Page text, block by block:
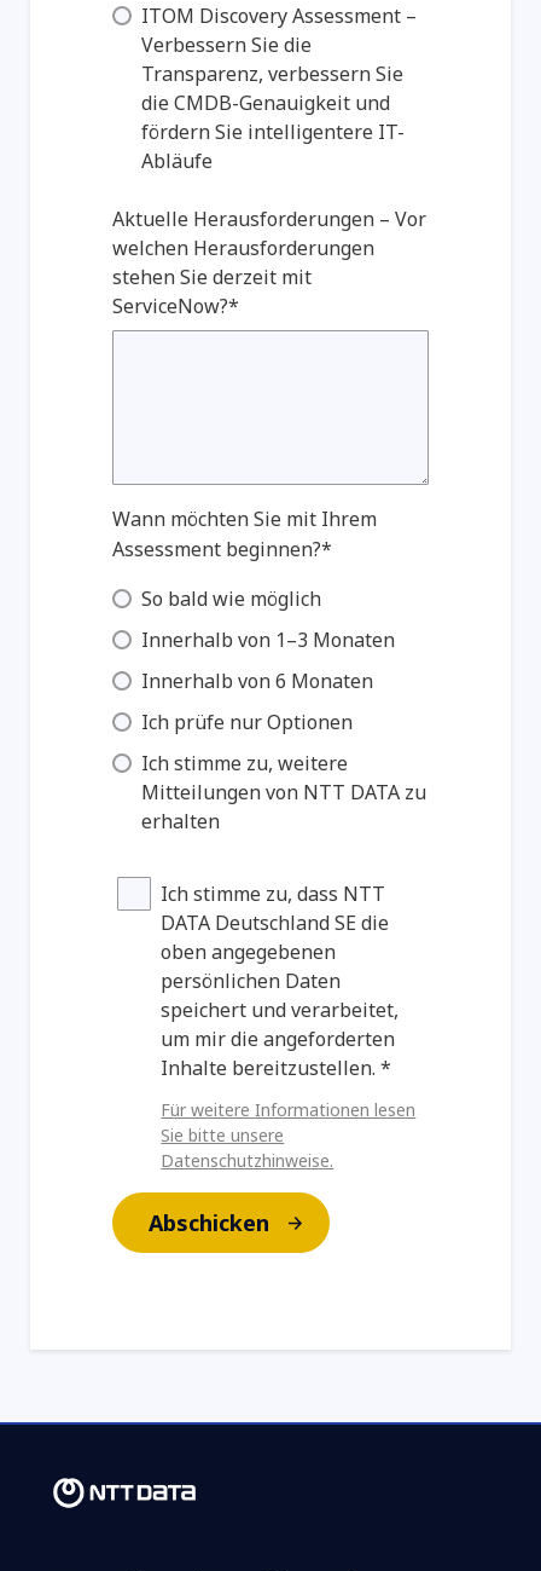
ITOM Discovery Assessment –
Verbessern Sie die
Transparenz, verbessern Sie
die CMDB-Genauigkeit und
fördern Sie intelligentere IT-
Abläufe
Aktuelle Herausforderungen – Vor
welchen Herausforderungen
stehen Sie derzeit mit
ServiceNow?*
Wann möchten Sie mit Ihrem
Assessment beginnen?*
So bald wie möglich
Innerhalb von 1–3 Monaten
Innerhalb von 6 Monaten
Ich prüfe nur Optionen
Ich stimme zu, weitere
Mitteilungen von NTT DATA zu
erhalten
Ich stimme zu, dass NTT
DATA Deutschland SE die
oben angegebenen
persönlichen Daten
speichert und verarbeitet,
um mir die angeforderten
Inhalte bereitzustellen. *
Für weitere Informationen lesen
Sie bitte unsere
Datenschutzhinweise.
Abschicken